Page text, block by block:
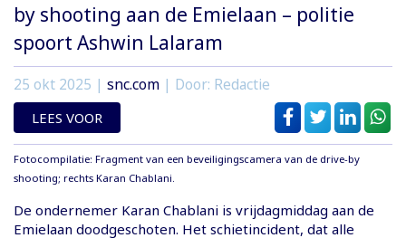
by shooting aan de Emielaan – politie
spoort Ashwin Lalaram
25 okt 2025 | snc.com | Door: Redactie
LEES VOOR
Fotocompilatie: Fragment van een beveiligingscamera van de drive-by
shooting; rechts Karan Chablani.
De ondernemer Karan Chablani is vrijdagmiddag aan de
Emielaan doodgeschoten. Het schietincident, dat alle